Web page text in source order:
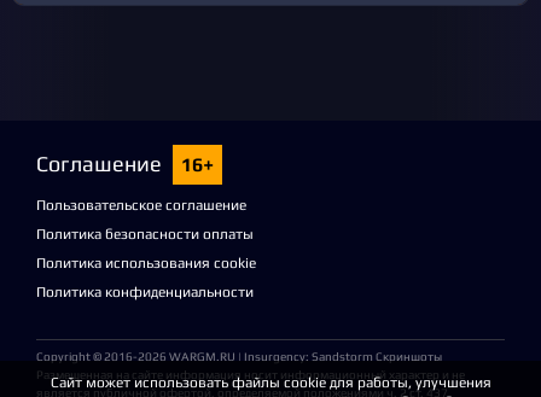
Соглашение 16+
Пользовательское соглашение
Политика безопасности оплаты
Политика использования cookie
Политика конфиденциальности
Copyright © 2016-2026 WARGM.RU | Insurgency: Sandstorm Скриншоты
Размещенная на сайте информация носит информационный характер и не
является публичной офертой, определяемой положениями ч. 2 ст. 437
Сайт может использовать файлы cookie для работы, улучшения